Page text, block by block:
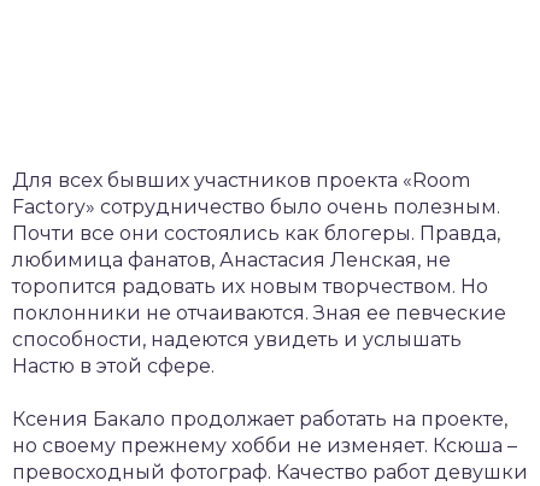
Для всех бывших участников проекта «Room
Factory» сотрудничество было очень полезным.
Почти все они состоялись как блогеры. Правда,
любимица фанатов, Анастасия Ленская, не
торопится радовать их новым творчеством. Но
поклонники не отчаиваются. Зная ее певческие
способности, надеются увидеть и услышать
Настю в этой сфере.
Ксения Бакало продолжает работать на проекте,
но своему прежнему хобби не изменяет. Ксюша –
превосходный фотограф. Качество работ девушки